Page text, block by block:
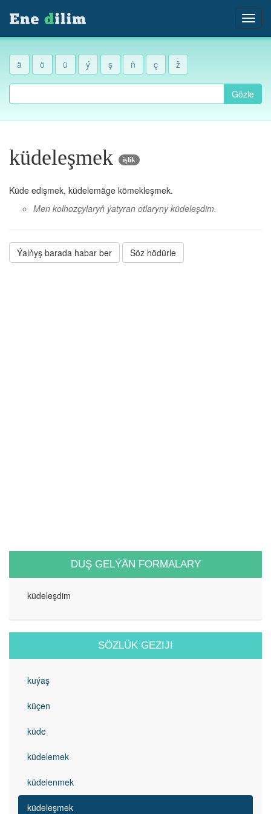
ä ö ü ý ş ň ç ž
Gözle
küdeleşmek işlik
Küde edişmek, küdelemäge kömekleşmek.
Men kolhozçylaryň ýatyran otlaryny küdeleşdim.
Ýalňyş barada habar ber Söz hödürle
DUŞ GELÝÄN FORMALARY
küdeleşdim
SÖZLÜK GEZIJI
kuýaş
küçen
küde
küdelemek
küdelenmek
küdeleşmek